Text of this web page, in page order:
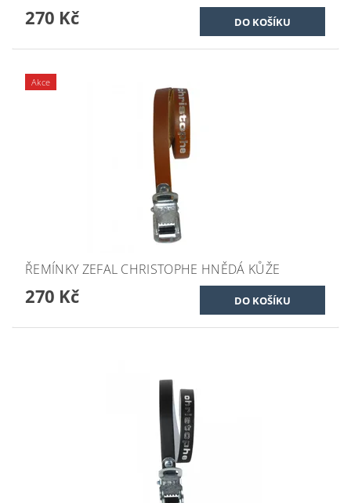
270 Kč
Akce
ŘEMÍNKY ZEFAL CHRISTOPHE HNĚDÁ KŮŽE
270 Kč